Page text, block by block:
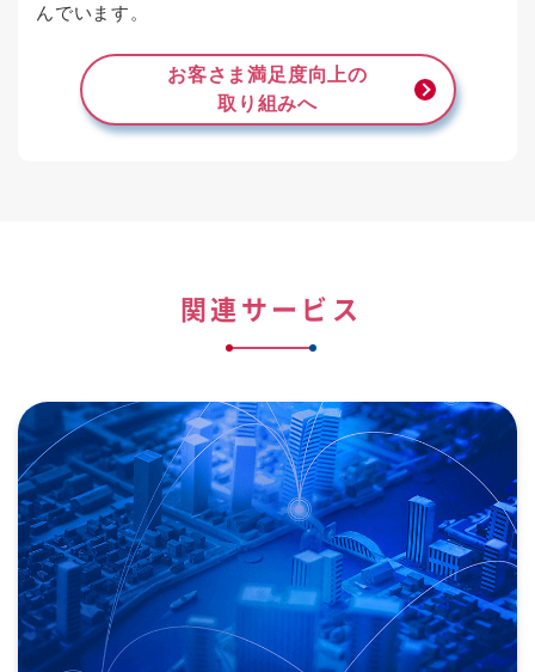
んでいます。
お客さま満足度向上の
取り組みへ
関連サービス